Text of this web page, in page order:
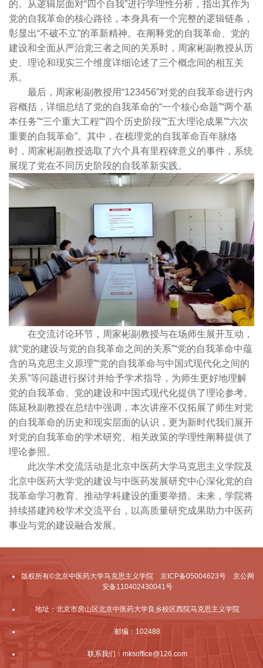
的。从逻辑层面对“四个自我”进行学理性分析，指出其作为
党的自我革命的核心路径，本身具有一个完整的逻辑链条，
彰显出“不破不立”的革新精神。在阐释党的自我革命、党的
建设和全面从严治党三者之间的关系时，周家彬副教授从历
史、理论和现实三个维度详细论述了三个概念间的相互关
系。
最后，周家彬副教授用“123456”对党的自我革命进行内
容概括，详细总结了党的自我革命的“一个核心命题”“两个基
本任务”“三个重大工程”“四个历史阶段”“五大理论成果”“六次
重要的自我革命”。其中，在梳理党的自我革命百年脉络
时，周家彬副教授选取了六个具有里程碑意义的事件，系统
展现了党在不同历史阶段的自我革新实践。
在交流讨论环节，周家彬副教授与在场师生展开互动，
就“党的建设与党的自我革命之间的关系”“党的自我革命中蕴
含的马克思主义原理”“党的自我革命与中国式现代化之间的
关系”等问题进行探讨并给予学术指导，为师生更好地理解
党的自我革命、党的建设和中国式现代化提供了理论参考。
陈延秋副教授在总结中强调，本次讲座不仅拓展了师生对党
的自我革命的历史和现实层面的认识，更为新时代我们展开
对党的自我革命的学术研究、相关政策的学理性阐释提供了
理论参照。
此次学术交流活动是北京中医药大学马克思主义学院及
北京中医药大学党的建设与中医药发展研究中心深化党的自
我革命学习教育、推动学科建设的重要举措。未来，学院将
持续搭建跨校学术交流平台，以高质量研究成果助力中医药
事业与党的建设融合发展。
版权所有©北京中医药大学马克思主义学院 京ICP备05004623号 京公网
安备110402430041号
地址：北京市房山区北京中医药大学良乡校区西院马克思主义学院
邮编：102488
联系我们：mksoffice@126.com